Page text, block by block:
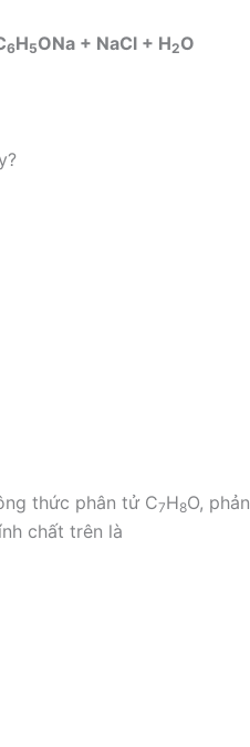
6H5ONa + NaCl + H2O
thức phân tử C7H8O, phản
chất trên là